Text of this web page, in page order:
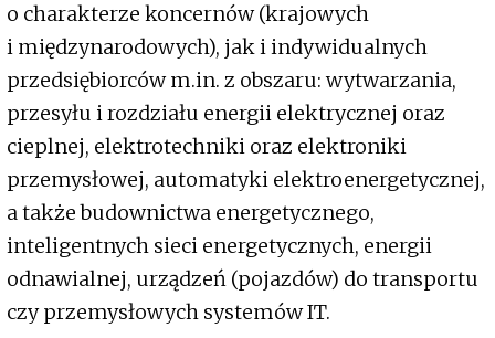
o charakterze koncernów (krajowych
i międzynarodowych), jak i indywidualnych
przedsiębiorców m.in. z obszaru: wytwarzania,
przesyłu i rozdziału energii elektrycznej oraz
cieplnej, elektrotechniki oraz elektroniki
przemysłowej, automatyki elektroenergetycznej,
a także budownictwa energetycznego,
inteligentnych sieci energetycznych, energii
odnawialnej, urządzeń (pojazdów) do transportu
czy przemysłowych systemów IT.